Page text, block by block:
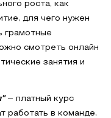
роста, как
для чего нужен
грамотные
смотреть онлайн
занятия и
– платный курс
работать в команде,